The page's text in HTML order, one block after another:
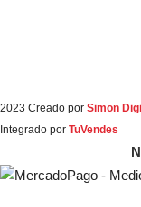
2023 Creado por Simon
Integrado por TuVendes